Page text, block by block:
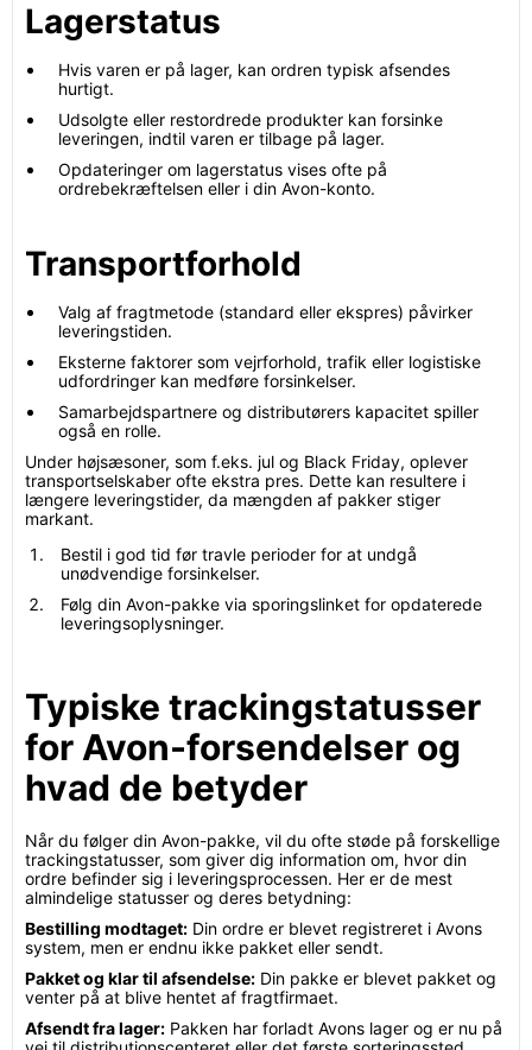
Lagerstatus
Hvis varen er på lager, kan ordren typisk afsendes
hurtigt.
Udsolgte eller restordrede produkter kan forsinke
leveringen, indtil varen er tilbage på lager.
Opdateringer om lagerstatus vises ofte på
ordrebekræftelsen eller i din Avon-konto.
Transportforhold
Valg af fragtmetode (standard eller ekspres) påvirker
leveringstiden.
Eksterne faktorer som vejrforhold, trafik eller logistiske
udfordringer kan medføre forsinkelser.
Samarbejdspartnere og distributørers kapacitet spiller
også en rolle.
Under højsæsoner, som f.eks. jul og Black Friday, oplever
transportselskaber ofte ekstra pres. Dette kan resultere i
længere leveringstider, da mængden af pakker stiger
markant.
Bestil i god tid før travle perioder for at undgå
unødvendige forsinkelser.
Følg din Avon-pakke via sporingslinket for opdaterede
leveringsoplysninger.
Typiske trackingstatusser
for Avon-forsendelser og
hvad de betyder
Når du følger din Avon-pakke, vil du ofte støde på forskellige
trackingstatusser, som giver dig information om, hvor din
ordre befinder sig i leveringsprocessen. Her er de mest
almindelige statusser og deres betydning:
Bestilling modtaget: Din ordre er blevet registreret i Avons
system, men er endnu ikke pakket eller sendt.
Pakket og klar til afsendelse: Din pakke er blevet pakket og
venter på at blive hentet af fragtfirmaet.
Afsendt fra lager: Pakken har forladt Avons lager og er nu på